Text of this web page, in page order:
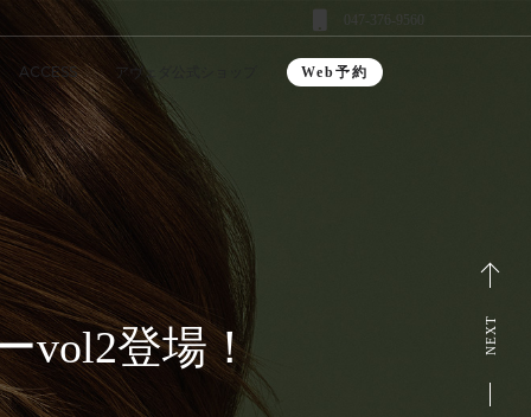
047-376-9560
ACCESS アヴェダ公式ショップ Web予約
vol2登場！ NEXT